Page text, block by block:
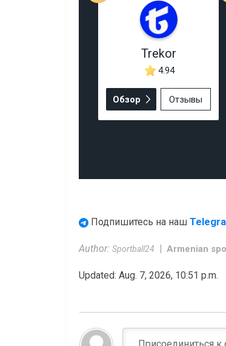
Trekor
4.94
Обзор Отзывы
Подпишитесь на наш
Author: Sportball24 Armenian
Updated: Aug. 7, 2026, 10:51 p.m.